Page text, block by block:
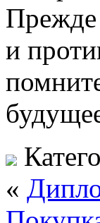
Прежде
и
«